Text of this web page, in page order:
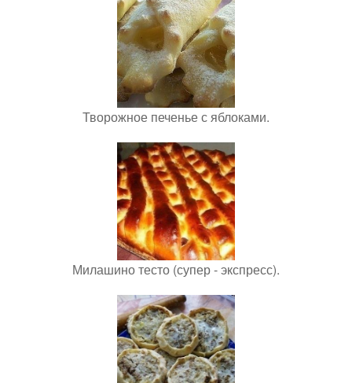
Творожное печенье с яблоками.
Милашино тесто (супер - экспресс).